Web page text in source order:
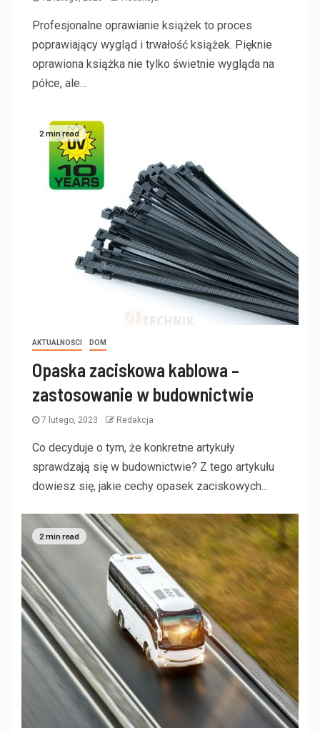
Profesjonalne oprawianie książek to proces
poprawiający wygląd i trwałość książek. Pięknie
oprawiona książka nie tylko świetnie wygląda na
półce, ale...
2 min read
AKTUALNOŚCI DOM
Opaska zaciskowa kablowa –
zastosowanie w budownictwie
7 lutego, 2023 Redakcja
Co decyduje o tym, że konkretne artykuły
sprawdzają się w budownictwie? Z tego artykułu
dowiesz się, jakie cechy opasek zaciskowych...
2 min read